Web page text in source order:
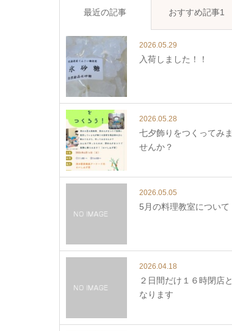
最近の記事 おすすめ記事1
2026.05.29
入荷しました！！
2026.05.28
七夕飾りをつくってみま
せんか？
2026.05.05
5月の料理教室について
2026.04.18
２日間だけ１６時閉店と
なります